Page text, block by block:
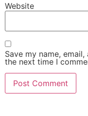
Website
Save my name,
the next time I